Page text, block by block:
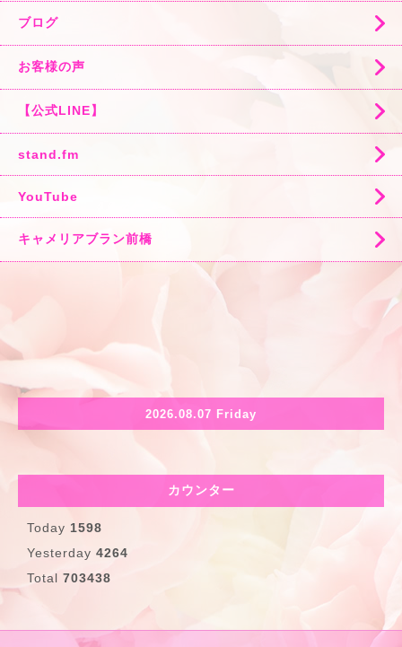
ブログ
お客様の声
【公式LINE】
stand.fm
YouTube
キャメリアブラン前橋
2026.08.07 Friday
カウンター
Today 1598
Yesterday 4264
Total 703438